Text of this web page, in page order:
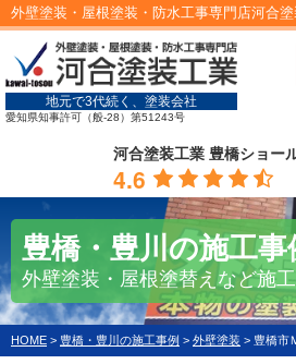
外壁塗装・屋根塗装・防水工事専門店河合
地元で3代続く、塗装会社
愛知県知事許可（般-28）第51243号
河合塗装工業 豊橋ショー
4.6
豊橋・豊川の施工事
外壁塗装・屋根塗替えなど施
HOME > 豊橋・豊川の施工事例 > 外壁塗装 > 豊橋